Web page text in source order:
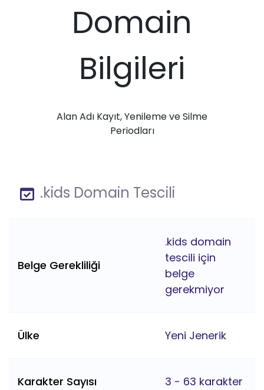
Domain
Bilgileri
Alan Adı Kayıt, Yenileme ve Silme
Periodları
.kids Domain Tescili
Belge Gerekliliği
.kids domain
tescili için
belge
gerekmiyor
Ülke Yeni Jenerik
Karakter Sayısı 3 - 63 karakter